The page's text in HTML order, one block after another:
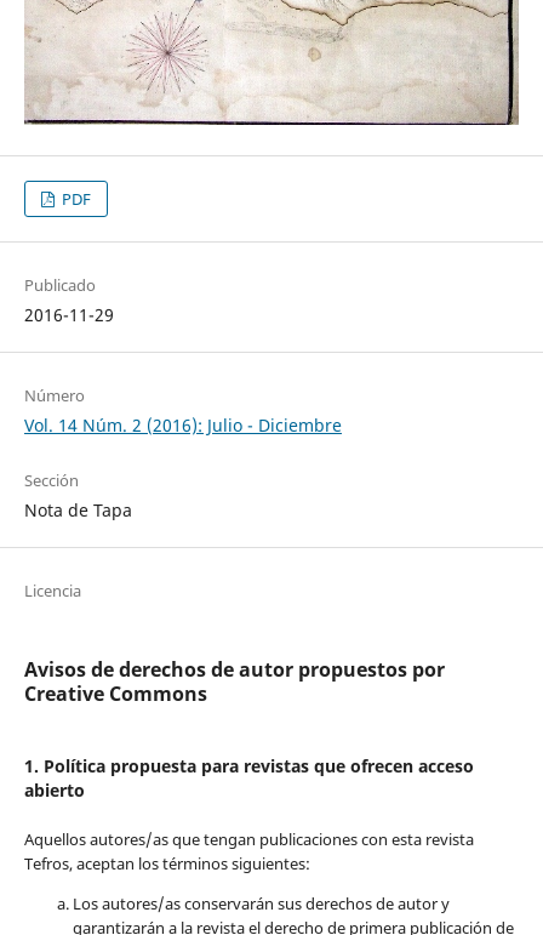
PDF
Publicado
2016-11-29
Número
Vol. 14 Núm. 2 (2016): Julio - Diciembre
Sección
Nota de Tapa
Licencia
Avisos de derechos de autor propuestos por
Creative Commons
1. Política propuesta para revistas que ofrecen acceso
abierto
Aquellos autores/as que tengan publicaciones con esta revista
Tefros, aceptan los términos siguientes:
Los autores/as conservarán sus derechos de autor y
garantizarán a la revista el derecho de primera publicación de